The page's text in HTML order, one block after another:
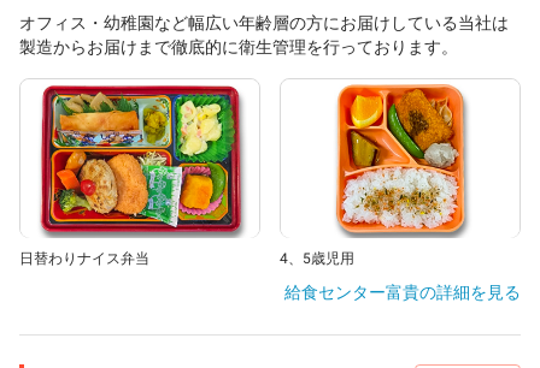
オフィス・幼稚園など幅広い年齢層の方にお届けしている当社は
製造からお届けまで徹底的に衛生管理を行っております。
日替わりナイス弁当 4、5歳児用
給食センター富貴の詳細を見る